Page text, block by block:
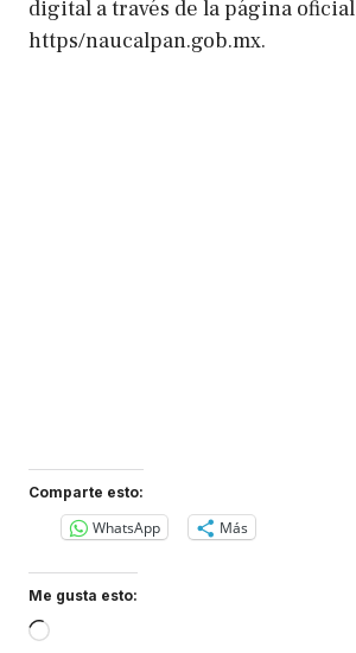
digital a través de la página oficial
https/naucalpan.gob.mx.
Comparte esto:
WhatsApp Más
Me gusta esto:
Loading…